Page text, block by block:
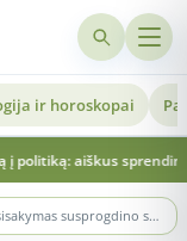
ir horoskopai
sprendimas ir
„Išjunkit Zelenskį“: Žemaitaičio pasisakymas susprogdino socialinius tinklus